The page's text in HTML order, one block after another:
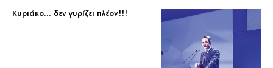
Κυριάκο… δεν γυρίζει πλέον!!!